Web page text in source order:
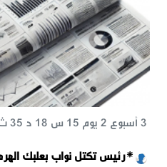
*رئيس تكتل نواب بعلبك
3 أسبوع 2 يوم 15 س 18 د 35 ث